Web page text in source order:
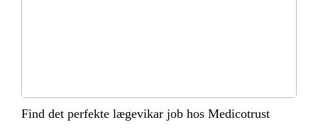
Find det perfekte lægevikar job hos Medicotrust